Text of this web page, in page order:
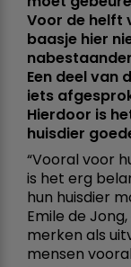
Voor de helft
baasje hier
Een deel van
iets
Hierdoor is
huisdier
“Vooral voor
is het erg
hun huisdier
Emile de
merken als
mensen